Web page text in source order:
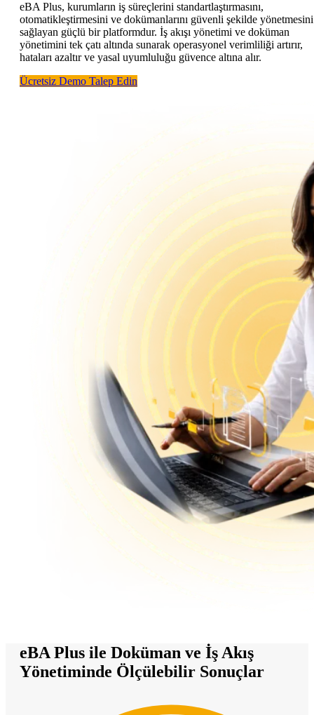
eBA Plus, kurumların iş süreçlerini standartlaştırmasını,
otomatikleştirmesini ve dokümanlarını güvenli şekilde yönetmesini
sağlayan güçlü bir platformdur. İş akışı yönetimi ve doküman
yönetimini tek çatı altında sunarak operasyonel verimliliği artırır,
hataları azaltır ve yasal uyumluluğu güvence altına alır.
Ücretsiz Demo Talep Edin
eBA Plus ile Doküman ve İş Akış
Yönetiminde Ölçülebilir Sonuçlar